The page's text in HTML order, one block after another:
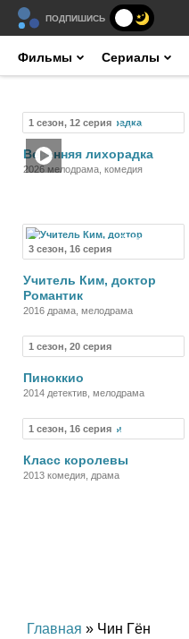
ПОДПИШИСЬ
Фильмы Сериалы
1 сезон, 12 серия Сериал
Весенняя лихорадка
2026 мелодрама, комедия
3 сезон, 16 серия
Сериал
Учитель Ким, доктор
Романтик
2016 драма, мелодрама
1 сезон, 20 серия
Пиноккио
2014 детектив, мелодрама
1 сезон, 16 серия Сериал
Класс королевы
2013 комедия, драма
Главная » Чин Гён